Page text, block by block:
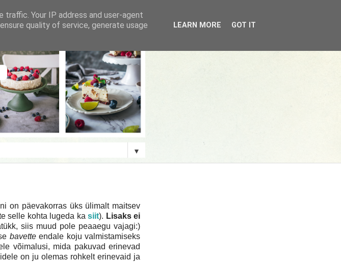
▼
on päevakorras üks ülimalt maitsev
selle kohta lugeda ka siit). Lisaks ei
siis muud pole peaaegu vajagi:)
bavetteendale koju valmistamiseks
võimalusi, mida pakuvad erinevad
on ju olemas rohkelt erinevaid ja
Your IP address and user-agent
quality of service, generate usage
LEARN MORE GOT IT